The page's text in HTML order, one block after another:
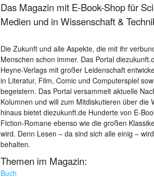
Das Magazin mit E-Book-Shop für
Medien und in Wissenschaft &
Die Zukunft und alle Aspekte, die mit ihr
Menschen schon immer. Das Portal
Heyne-Verlags mit großer Leidenschaft
in Literatur, Film, Comic und Computerspiel
begeistern. Das Portal versammelt aktuelle
Kolumnen und will zum Mitdiskutieren über
hinaus bietet diezukunft.de Hunderte von E-
Fiction-Romane ebenso wie die großen
wird. Denn Lesen – da sind sich alle einig –
behalten.
Themen im Magazin:
Buch